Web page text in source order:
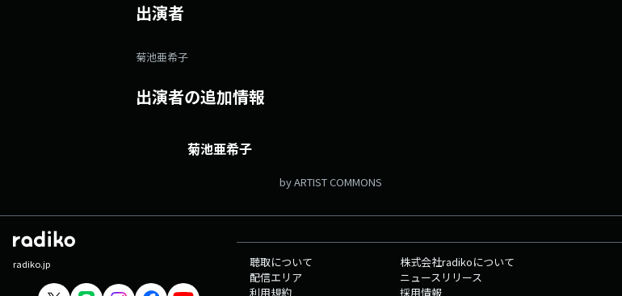
出演者
菊池亜希子
出演者の追加情報
菊池亜希子
by ARTIST COMMONS
radiko.jp
聴取について
配信エリア
利用規約
株式会社radikoについて
ニュースリリース
採用情報